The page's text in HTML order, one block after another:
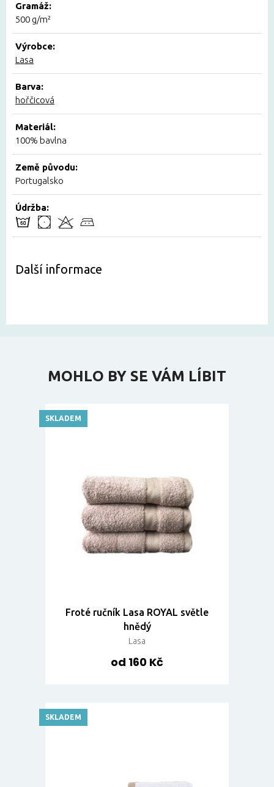
Gramáž:
500 g/m²
Výrobce:
Lasa
Barva:
hořčicová
Materiál:
100% bavlna
Země původu:
Portugalsko
Údržba:
Další informace
MOHLO BY SE VÁM LÍBIT
Froté ručník Lasa ROYAL světle
hnědý
Lasa
od 160 Kč
SKLADEM
SKLADEM